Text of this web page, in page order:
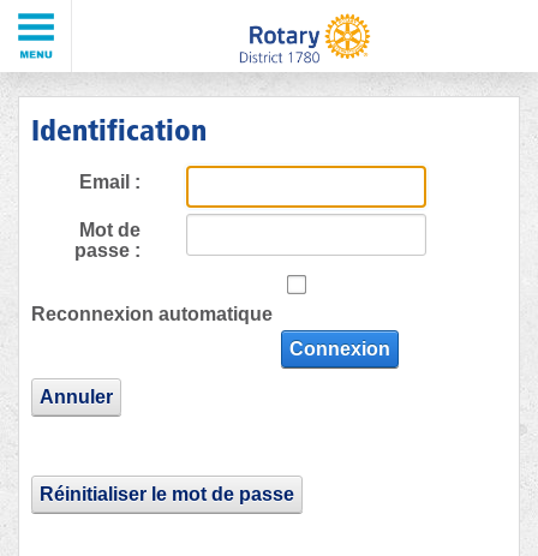
Identification
Email :
Mot de
passe :
Reconnexion automatique
Connexion
Annuler
Réinitialiser le mot de passe